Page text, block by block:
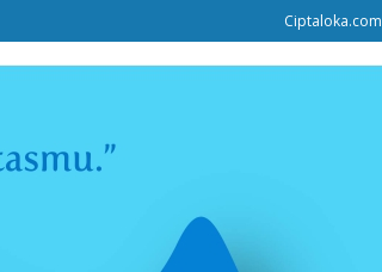
Ciptaloka.com